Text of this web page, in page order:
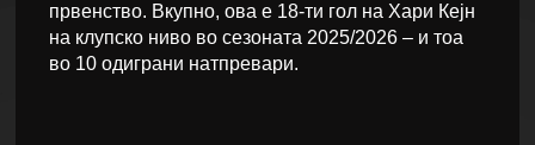
првенство. Вкупно, ова е 18-ти гол на Хари Кејн
на клупско ниво во сезоната 2025/2026 – и тоа
во 10 одиграни натпревари.